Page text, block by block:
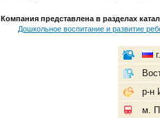
Компания представлена в разделах
Дошкольное воспитание и развитие
р-н
м.